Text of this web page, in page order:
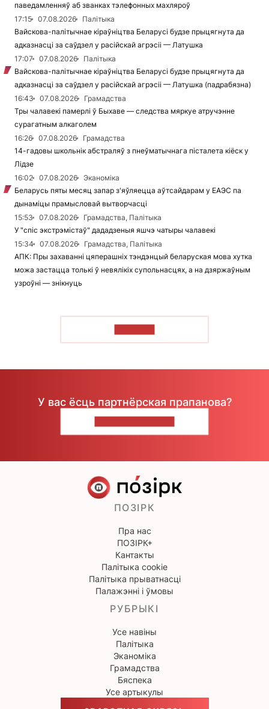
паведамленняў аб званках тэлефонных махляроў
17:15
07.08.2026
Палітыка
Вайскова-палітычнае кіраўніцтва Беларусі будзе прыцягнута да
адказнасці за саўдзел у расійскай агрэсіі — Латушка
17:07
07.08.2026
Палітыка
Вайскова-палітычнае кіраўніцтва Беларусі будзе прыцягнута да
адказнасці за саўдзел у расійскай агрэсіі — Латушка (падрабязна)
16:43
07.08.2026
Грамадства
Тры чалавекі памерлі ў Быхаве — следства мяркуе атручэнне
сурагатным алкаголем
16:26
07.08.2026
Грамадства
14-гадовы школьнік абстраляў з пнеўматычнага пісталета кіёск у
Лідзе
16:02
07.08.2026
Эканоміка
Беларусь пяты месяц запар з'яўляецца аўтсайдарам у ЕАЭС па
дынаміцы прамысловай вытворчасці
15:53
07.08.2026
Грамадства, Палітыка
У "спіс экстрэмістаў" дададзеныя яшчэ чатыры чалавекі
15:34
07.08.2026
Грамадства, Палітыка
АПК: Пры захаванні цяперашніх тэндэнцый беларуская мова хутка
можа застацца толькі ў невялікіх супольнасцях, а на дзяржаўным
узроўні — знікнуць
У вас ёсць партнёрская прапанова?
ПОЗІРК
Пра нас
ПОЗІРК+
Кантакты
Палітыка cookie
Палітыка прыватнасці
Палажэнні і ўмовы
РУБРЫКІ
Усе навіны
Палітыка
Эканоміка
Грамадства
Бяспека
Усе артыкулы